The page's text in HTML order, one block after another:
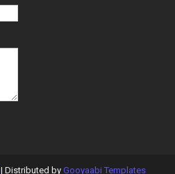
| Distributed by Gooyaabi Templates